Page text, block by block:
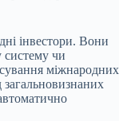
інвестори. Вони
систему чи
міжнародних